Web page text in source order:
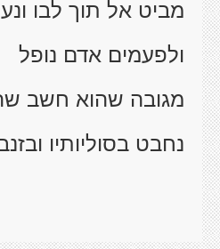
מביט אל תוך לבו
ולפעמים אדם נופל
מגובה שהוא חשב
נחבט בסוליותיו